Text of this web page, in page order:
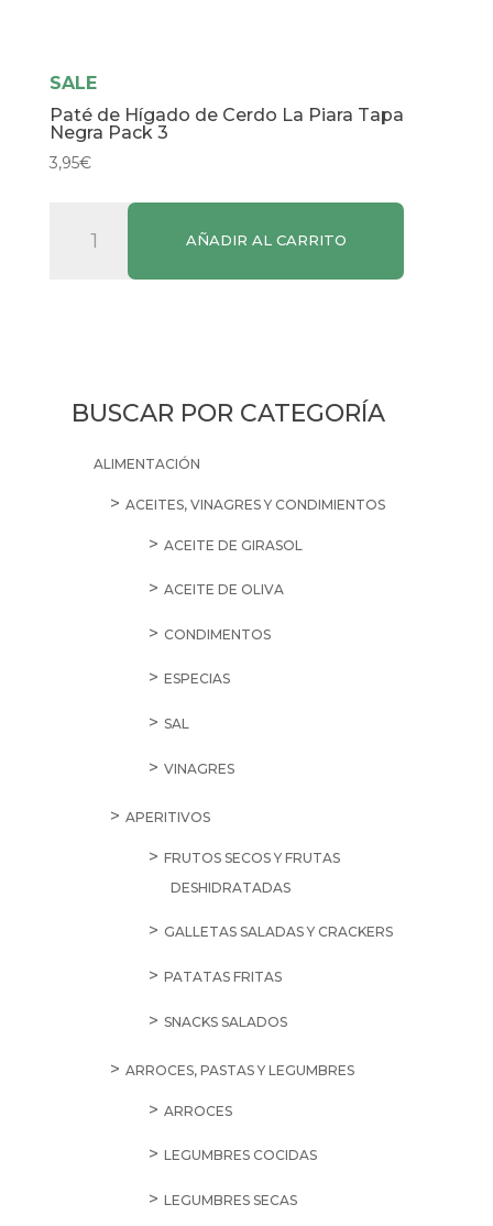
SALE
Paté de Hígado de Cerdo La Piara Tapa
Negra Pack 3
3,95€
Tapa
Negra
AÑADIR AL CARRITO
BUSCAR POR CATEGORÍA
ALIMENTACIÓN
ACEITES, VINAGRES Y CONDIMIENTOS
ACEITE DE GIRASOL
ACEITE DE OLIVA
CONDIMENTOS
ESPECIAS
SAL
VINAGRES
APERITIVOS
FRUTOS SECOS Y FRUTAS
DESHIDRATADAS
GALLETAS SALADAS Y CRACKERS
PATATAS FRITAS
SNACKS SALADOS
ARROCES, PASTAS Y LEGUMBRES
ARROCES
LEGUMBRES COCIDAS
LEGUMBRES SECAS